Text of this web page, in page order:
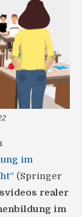
im
(Springer
realer
im